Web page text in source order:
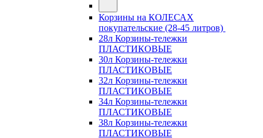
Корзины на КОЛЕСАХ
покупательские (28-45 литров)
28л Корзины-тележки
ПЛАСТИКОВЫЕ
30л Корзины-тележки
ПЛАСТИКОВЫЕ
32л Корзины-тележки
ПЛАСТИКОВЫЕ
34л Корзины-тележки
ПЛАСТИКОВЫЕ
38л Корзины-тележки
ПЛАСТИКОВЫЕ